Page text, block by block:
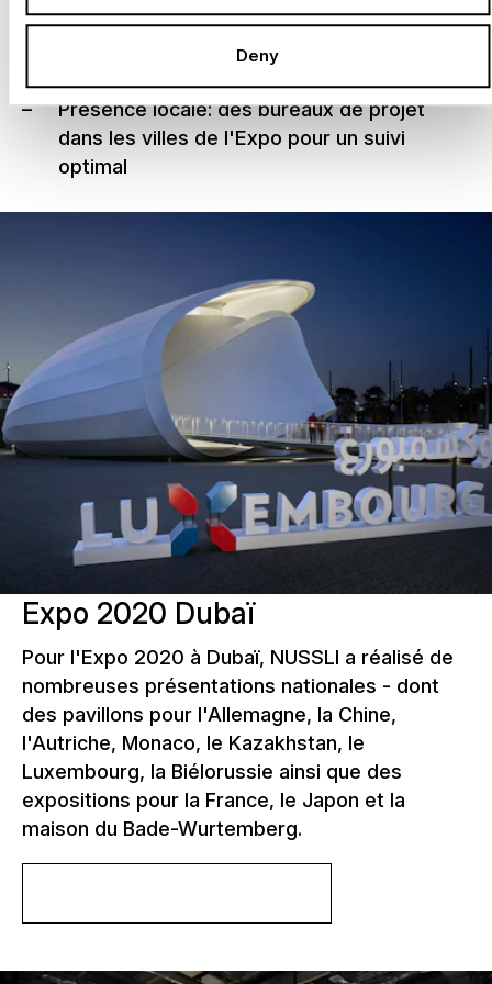
Deny
créatives pour chaque architecture
Présence locale: des bureaux de projet
dans les villes de l'Expo pour un suivi
optimal
Expo 2020 Dubaï
Pour l'Expo 2020 à Dubaï, NUSSLI a réalisé de
nombreuses présentations nationales - dont
des pavillons pour l'Allemagne, la Chine,
l'Autriche, Monaco, le Kazakhstan, le
Luxembourg, la Biélorussie ainsi que des
expositions pour la France, le Japon et la
maison du Bade-Wurtemberg.